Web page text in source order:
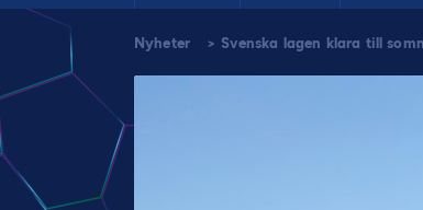
Nyheter > Svenska lagen klara till